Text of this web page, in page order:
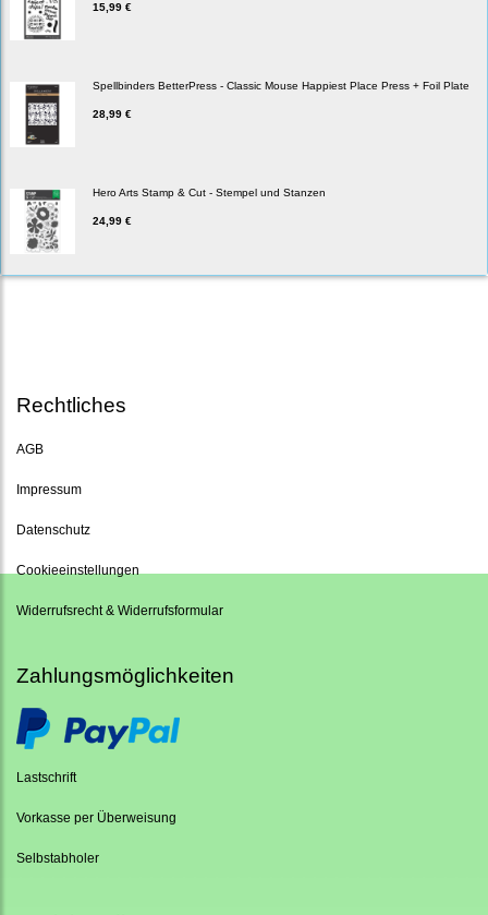
15,99 €
Spellbinders BetterPress - Classic Mouse Happiest Place Press + Foil Plate
28,99 €
Hero Arts Stamp & Cut - Stempel und Stanzen
24,99 €
Rechtliches
AGB
Impressum
Datenschutz
Cookieeinstellungen
Widerrufsrecht & Widerrufsformular
Zahlungsmöglichkeiten
Lastschrift
Vorkasse per Überweisung
Selbstabholer